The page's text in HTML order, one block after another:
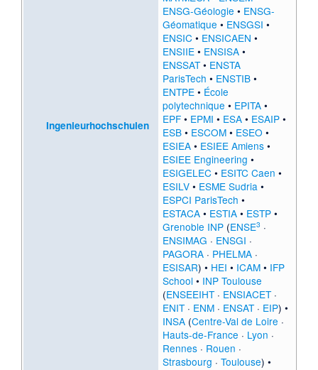
Ingenieurhochschulen
ENSG-Géologie • ENSG-
Géomatique • ENSGSI •
ENSIC• ENSICAEN •
ENSIIE• ENSISA•
ENSSAT• ENSTA
ParisTech • ENSTIB•
ENTPE• École
polytechnique • EPITA•
EPF• EPMI • ESA• ESAIP•
ESB• ESCOM• ESEO •
ESIEA• ESIEE Amiens•
ESIEE Engineering •
ESIGELEC• ESITC Caen •
ESILV• ESME Sudria•
ESPCI ParisTech •
ESTACA• ESTIA• ESTP•
Grenoble INP(ENSE3 ·
ENSIMAG · ENSGI ·
PAGORA· PHELMA·
ESISAR) • HEI • ICAM• IFP
School • INP Toulouse
(ENSEEIHT· ENSIACET·
ENIT· ENM· ENSAT· EIP) •
INSA(Centre-Val de Loire ·
Hauts-de-France · Lyon ·
Rennes· Rouen ·
Strasbourg · Toulouse) •